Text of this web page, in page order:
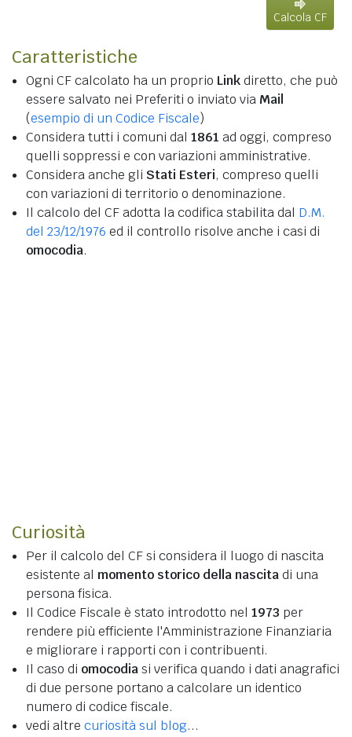
Calcola CF
Caratteristiche
Ogni CF calcolato ha un proprio Linkdiretto, che può
essere salvato nei Preferiti o inviato via Mail
(esempio di un Codice Fiscale)
Considera tutti i comuni dal 1861 ad oggi, compreso
quelli soppressi e con variazioni amministrative.
Considera anche gli Stati Esteri, compreso quelli
con variazioni di territorio o denominazione.
Il calcolo del CF adotta la codifica stabilita dal D.M.
del 23/12/1976 ed il controllo risolve anche i casi di
omocodia.
Curiosità
Per il calcolo del CF si considera il luogo di nascita
esistente al momento storico della nascitadi una
persona fisica.
Il Codice Fiscale è stato introdotto nel 1973 per
rendere più efficiente l'Amministrazione Finanziaria
e migliorare i rapporti con i contribuenti.
Il caso di omocodiasi verifica quando i dati anagrafici
di due persone portano a calcolare un identico
numero di codice fiscale.
vedi altre curiosità sul blog...